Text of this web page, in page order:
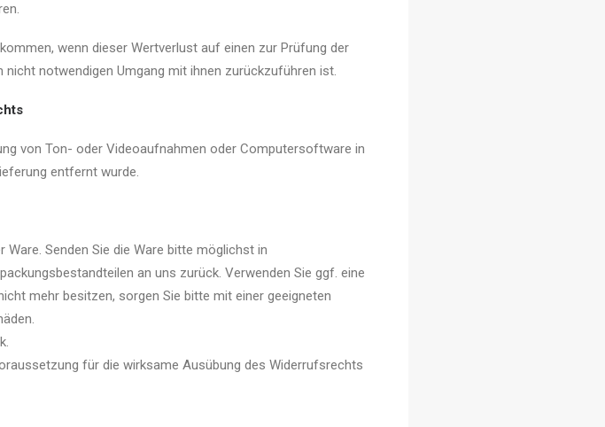
wenn dieser Wertverlust auf einen zur Prüfung der
notwendigen Umgang mit ihnen zurückzuführen ist.
von Ton- oder Videoaufnahmen oder Computersoftware in
entfernt wurde.
Senden Sie die Ware bitte möglichst in
an uns zurück. Verwenden Sie ggf. eine
mehr besitzen, sorgen Sie bitte mit einer geeigneten
für die wirksame Ausübung des Widerrufsrechts